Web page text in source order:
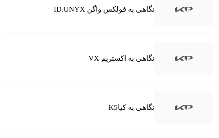
نگاهی به فولکس واگن ID.UNYX
نگاهی به اکستریم VX
نگاهی به کیاK5